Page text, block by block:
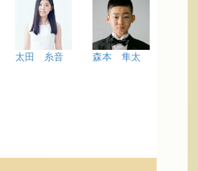
太田 糸音 森本 隼太